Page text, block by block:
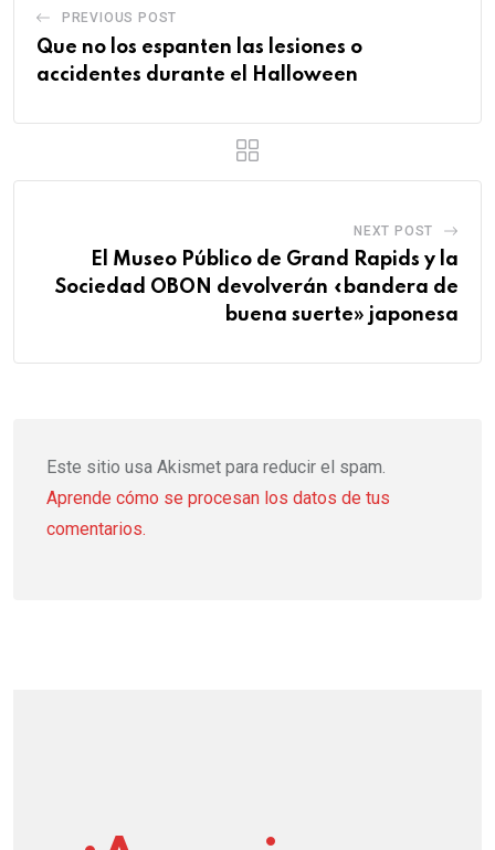
PREVIOUS POST
Que no los espanten las lesiones o
accidentes durante el Halloween
NEXT POST
El Museo Público de Grand Rapids y la
Sociedad OBON devolverán «bandera de
buena suerte» japonesa
Este sitio usa Akismet para reducir el spam.
Aprende cómo se procesan los datos de tus
comentarios.